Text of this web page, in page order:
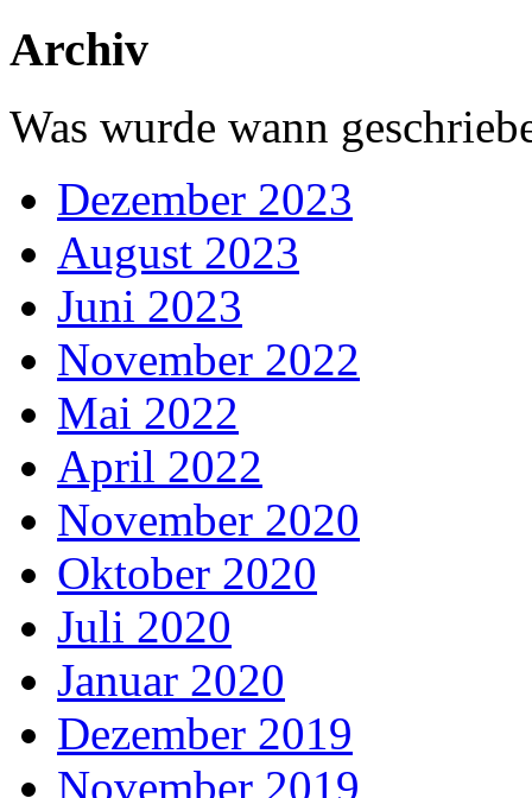
Archiv
Was wurde wann
Dezember 2023
August 2023
Juni 2023
November 2022
Mai 2022
April 2022
November 2020
Oktober 2020
Juli 2020
Januar 2020
Dezember 2019
November 2019